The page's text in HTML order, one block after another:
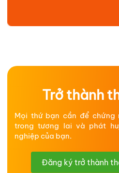
Trở thành
Mọi thứ bạn cần để chứng
trong tương lai và phát
nghiệp của bạn.
Đăng ký trở thành